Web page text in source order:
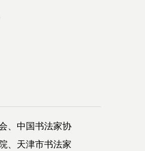
、中国书法家协
、天津市书法家